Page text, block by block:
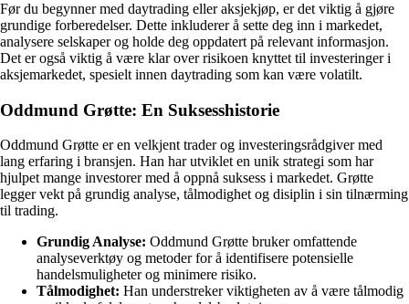
Før du begynner med daytrading eller aksjekjøp, er det viktig å gjøre
grundige forberedelser. Dette inkluderer å sette deg inn i markedet,
analysere selskaper og holde deg oppdatert på relevant informasjon.
Det er også viktig å være klar over risikoen knyttet til investeringer i
aksjemarkedet, spesielt innen daytrading som kan være volatilt.
Oddmund Grøtte: En Suksesshistorie
Oddmund Grøtte er en velkjent trader og investeringsrådgiver med
lang erfaring i bransjen. Han har utviklet en unik strategi som har
hjulpet mange investorer med å oppnå suksess i markedet. Grøtte
legger vekt på grundig analyse, tålmodighet og disiplin i sin tilnærming
til trading.
Grundig Analyse: Oddmund Grøtte bruker omfattende
analyseverktøy og metoder for å identifisere potensielle
handelsmuligheter og minimere risiko.
Tålmodighet: Han understreker viktigheten av å være tålmodig